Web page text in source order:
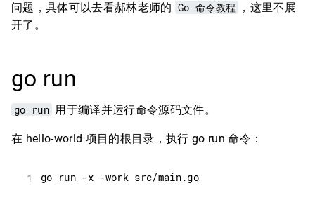
问题，具体可以去看郝林老师的 Go 命令教程
，这里不展
开了。
go run
go run 用于编译并运行命令源码文件。
在 hello-world 项目的根目录，执行 go run 命令：
go run -x -work src/main.go